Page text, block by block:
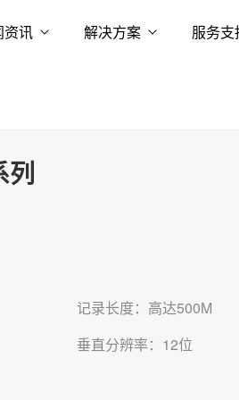
资讯 解决方案 服务支
列
记录长度：高达500M
垂直分辨率：12位